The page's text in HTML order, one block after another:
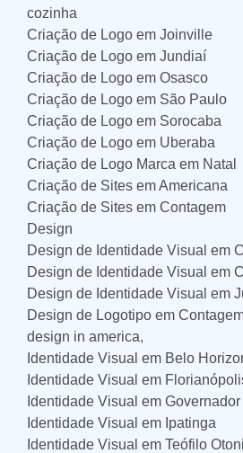
cozinha
Criação de Logo em Joinville
Criação de Logo em Jundiaí
Criação de Logo em Osasco
Criação de Logo em São Paulo
Criação de Logo em Sorocaba
Criação de Logo em Uberaba
Criação de Logo Marca em Natal
Criação de Sites em Americana
Criação de Sites em Contagem
Design
Design de Identidade Visual em
Design de Identidade Visual em
Design de Identidade Visual em
Design de Logotipo em
design in america,
Identidade Visual em Belo
Identidade Visual em
Identidade Visual em
Identidade Visual em Ipatinga
Identidade Visual em Teófilo Otoni